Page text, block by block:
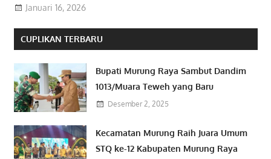
Januari 16, 2026
CUPLIKAN TERBARU
Bupati Murung Raya Sambut Dandim
1013/Muara Teweh yang Baru
Desember 2, 2025
Kecamatan Murung Raih Juara Umum
STQ ke-12 Kabupaten Murung Raya